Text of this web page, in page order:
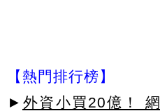
【熱門排行榜】
► 外資小買20億！